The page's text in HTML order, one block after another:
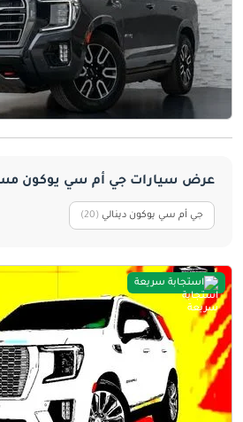
عرض سيارات جي أم سي يوكون
جي أم سي يوكون دينالي ‏(20)
استجابة سريعة